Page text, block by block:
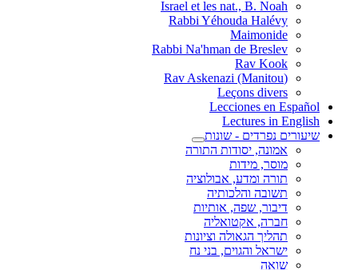
Israel et les nat., B. Noah
Rabbi Yéhouda Halévy
Maimonide
Rabbi Na'hman de Breslev
Rav Kook
(Rav Askenazi (Manitou
Leçons divers
Lecciones en Español
Lectures in English
שיעורים נפרדים - שונות
אמונה, יסודות התורה
מוסר, מידות
תורה ומדע, אבולוציה
תשובה והלכותיה
דיבור, שפה, אותיות
חברה, אקטואליה
תהליך הגאולה וציונות
ישראל והגוים, בני נח
שואה